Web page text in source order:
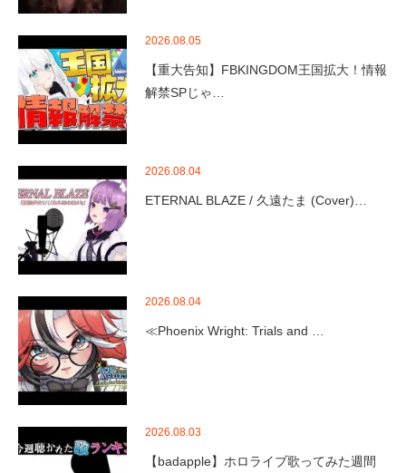
2026.08.05
【重大告知】FBKINGDOM王国拡大！情報
解禁SPじゃ…
2026.08.04
ETERNAL BLAZE / 久遠たま (Cover)…
2026.08.04
≪Phoenix Wright: Trials and …
2026.08.03
【badapple】ホロライブ歌ってみた週間